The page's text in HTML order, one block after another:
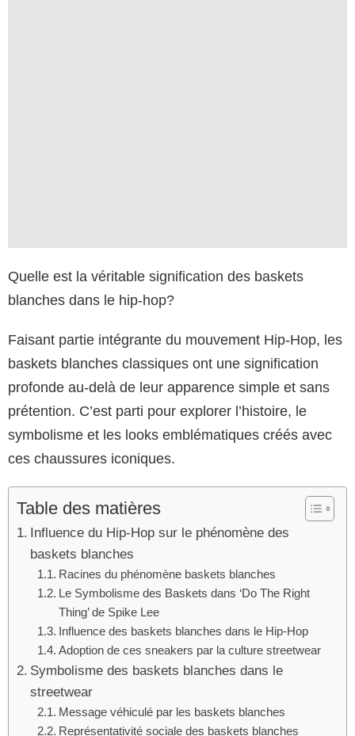
Quelle est la véritable signification des baskets
blanches dans le hip-hop?
Faisant partie intégrante du mouvement Hip-Hop, les
baskets blanches classiques ont une signification
profonde au-delà de leur apparence simple et sans
prétention. C’est parti pour explorer l’histoire, le
symbolisme et les looks emblématiques créés avec
ces chaussures iconiques.
Table des matières
Influence du Hip-Hop sur le phénomène des
baskets blanches
Racines du phénomène baskets blanches
Le Symbolisme des Baskets dans ‘Do The Right
Thing’ de Spike Lee
Influence des baskets blanches dans le Hip-Hop
Adoption de ces sneakers par la culture streetwear
Symbolisme des baskets blanches dans le
streetwear
Message véhiculé par les baskets blanches
Représentativité sociale des baskets blanches